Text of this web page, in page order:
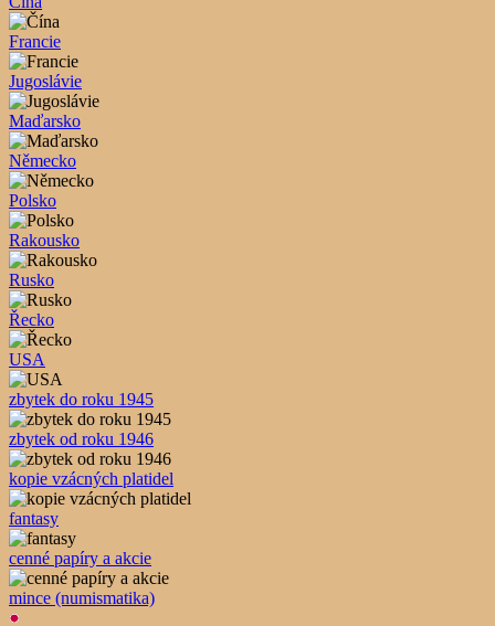
Francie
Jugoslávie
Maďarsko
Německo
Polsko
Rakousko
Rusko
Řecko
USA
zbytek do roku 1945
zbytek od roku 1946
kopie vzácných platidel
fantasy
cenné papíry a akcie
mince (numismatika)